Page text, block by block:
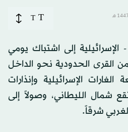
T
T
الإسرائيلية إلى اشتباك يومي
القرى الحدودية نحو الداخل
الغارات الإسرائيلية وإنذارات
شمال الليطاني، وصولاً إلى
شرقاً.